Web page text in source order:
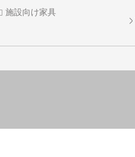
施設向け家具